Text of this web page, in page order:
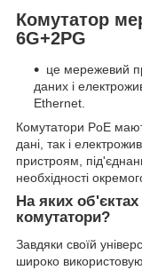
Комутатор
6G+2PG
це мережевий
даних і
Ethernet.
Комутатори PoE
дані, так і
пристроям,
необхідності
На яких
комутатори?
Завдяки своїй
широко